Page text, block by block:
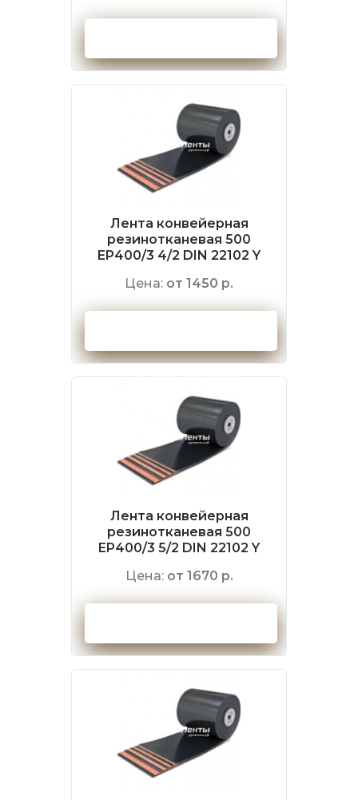
Лента конвейерная
резинотканевая 500
EP400/3 4/2 DIN 22102 Y
Цена: от 1450 р.
Лента конвейерная
резинотканевая 500
EP400/3 5/2 DIN 22102 Y
Цена: от 1670 р.